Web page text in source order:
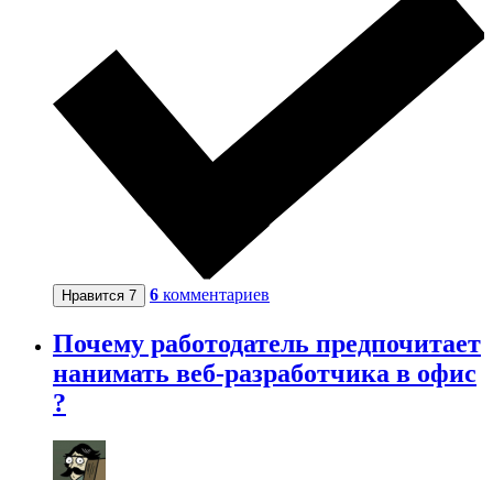
Нравится 7 6 комментариев
Почему работодатель предпочитает
нанимать веб-разработчика в офис
?